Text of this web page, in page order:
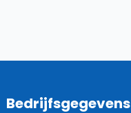
Bedrijfsgegevens